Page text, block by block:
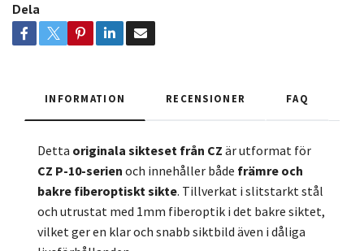
Dela
INFORMATION RECENSIONER FAQ
Detta originala sikteset från CZ är utformat för
CZ P-10-serien och innehåller både främre och
bakre fiberoptiskt sikte. Tillverkat i slitstarkt stål
och utrustat med 1mm fiberoptik i det bakre siktet,
vilket ger en klar och snabb siktbild även i dåliga